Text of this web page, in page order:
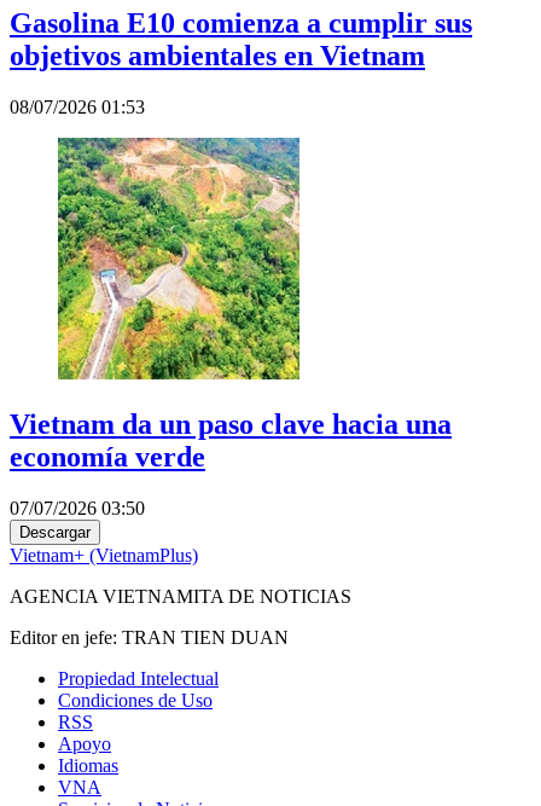
Gasolina E10 comienza a cumplir sus
objetivos ambientales en Vietnam
08/07/2026 01:53
Vietnam da un paso clave hacia una
economía verde
07/07/2026 03:50
Descargar
Vietnam+ (VietnamPlus)
AGENCIA VIETNAMITA DE NOTICIAS
Editor en jefe: TRAN TIEN DUAN
Propiedad Intelectual
Condiciones de Uso
RSS
Apoyo
Idiomas
VNA